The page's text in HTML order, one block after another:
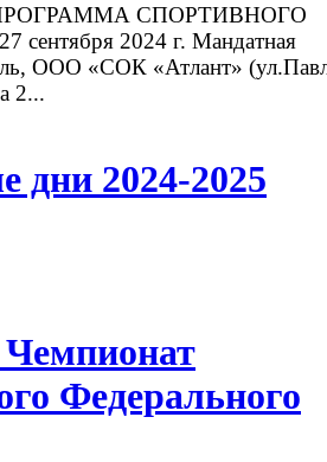
СПОРТИВНОГО
2024 г. Мандатная
ООО «СОК «Атлант»
2...
дни 2024-2025
Федерального